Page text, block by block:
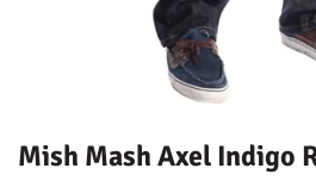
Mish Mash Axel Indigo